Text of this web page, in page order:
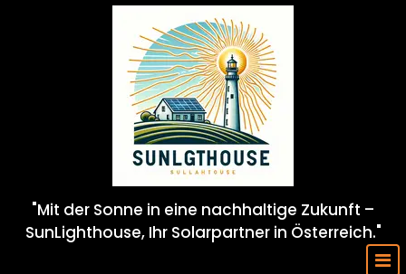
"Mit der Sonne in eine nachhaltige Zukunft –
SunLighthouse, Ihr Solarpartner in Österreich."